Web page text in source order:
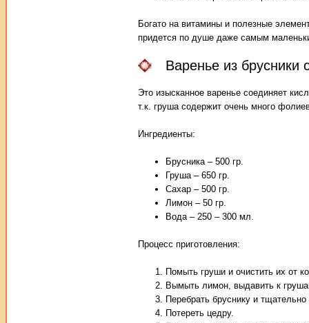
Богато на витамины и полезные
придется по душе даже самым
Варенье из
Это изысканное варенье соединяет
т.к. груша содержит очень много
Ингредиенты:
Брусника – 500 гр.
Груша – 650 гр.
Сахар – 500 гр.
Лимон – 50 гр.
Вода – 250 – 300 мл.
Процесс приготовления:
Помыть груши и очистить их от
Вымыть лимон, выдавить к
Перебрать бруснику и
Потереть цедру.